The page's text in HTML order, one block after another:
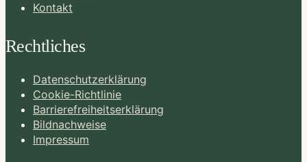
Kontakt
Rechtliches
Datenschutzerklärung
Cookie-Richtlinie
Barrierefreiheitserklärung
Bildnachweise
Impressum